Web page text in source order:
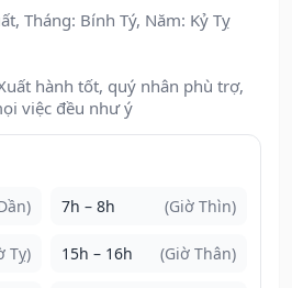
Tháng: Bính Tý, Năm: Kỷ Tỵ
hành tốt, quý nhân phù trợ,
việc đều như ý
7h – 8h (Giờ Thìn)
Tỵ) 15h – 16h (Giờ Thân)